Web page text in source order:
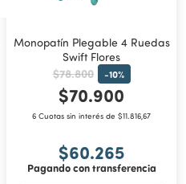
Monopatín Plegable 4 Ruedas
Swift Flores
$78.800 -10%
$70.900
6 Cuotas sin interés de $11.816,67
$60.265
Pagando con transferencia